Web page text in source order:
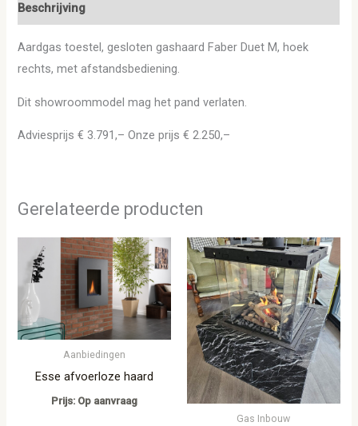
Beschrijving
Aardgas toestel, gesloten gashaard Faber Duet M, hoek
rechts, met afstandsbediening.
Dit showroommodel mag het pand verlaten.
Adviesprijs € 3.791,– Onze prijs € 2.250,–
Gerelateerde producten
Aanbiedingen
Esse afvoerloze haard
Prijs: Op aanvraag
Gas Inbouw